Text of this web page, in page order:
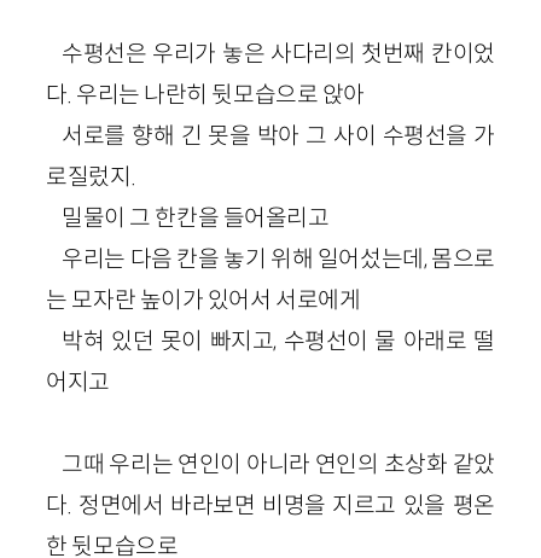
수평선은 우리가 놓은 사다리의 첫번째 칸이었
다. 우리는 나란히 뒷모습으로 앉아
서로를 향해 긴 못을 박아 그 사이 수평선을 가
로질렀지.
밀물이 그 한칸을 들어올리고
우리는 다음 칸을 놓기 위해 일어섰는데, 몸으로
는 모자란 높이가 있어서 서로에게
박혀 있던 못이 빠지고, 수평선이 물 아래로 떨
어지고
그때 우리는 연인이 아니라 연인의 초상화 같았
다. 정면에서 바라보면 비명을 지르고 있을 평온
한 뒷모습으로